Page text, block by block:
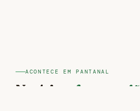
ACONTECE EM PANTANAL
Notícias desta região